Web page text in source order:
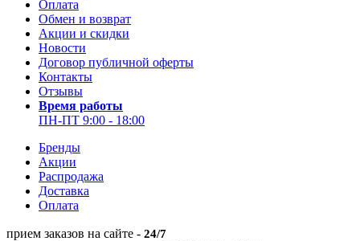
Оплата
Обмен и возврат
Акции и скидки
Новости
Договор публичной оферты
Контакты
Отзывы
Время работы
ПН-ПТ 9:00 - 18:00
Бренды
Акции
Распродажа
Доставка
Оплата
прием заказов на сайте - 24/7